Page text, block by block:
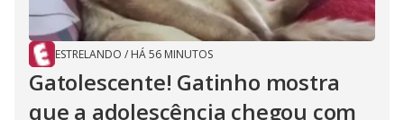
ESTRELANDO / HÁ 56 MINUTOS
Gatolescente! Gatinho mostra
que a adolescência chegou com